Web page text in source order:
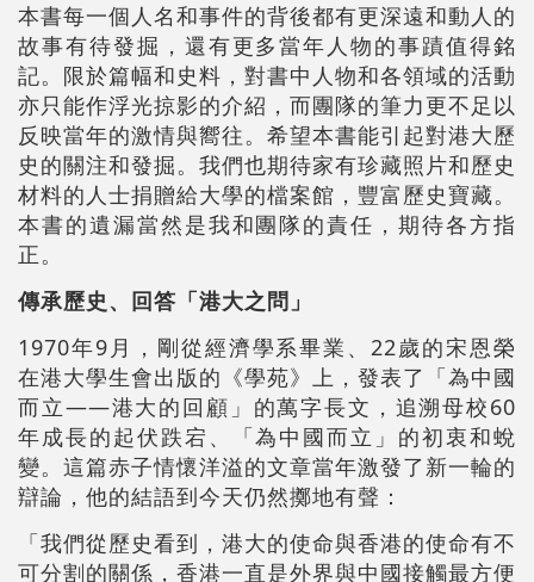
本書每一個人名和事件的背後都有更深遠和動人的
故事有待發掘，還有更多當年人物的事蹟值得銘
記。限於篇幅和史料，對書中人物和各領域的活動
亦只能作浮光掠影的介紹，而團隊的筆力更不足以
反映當年的激情與嚮往。希望本書能引起對港大歷
史的關注和發掘。我們也期待家有珍藏照片和歷史
材料的人士捐贈給大學的檔案館，豐富歷史寶藏。
本書的遺漏當然是我和團隊的責任，期待各方指
正。
傳承歷史、回答「港大之問」
1970年9月，剛從經濟學系畢業、22歲的宋恩榮
在港大學生會出版的《學苑》上，發表了「為中國
而立——港大的回顧」的萬字長文，追溯母校60
年成長的起伏跌宕、「為中國而立」的初衷和蛻
變。這篇赤子情懷洋溢的文章當年激發了新一輪的
辯論，他的結語到今天仍然擲地有聲：
「我們從歷史看到，港大的使命與香港的使命有不
可分割的關係，香港一直是外界與中國接觸最方便